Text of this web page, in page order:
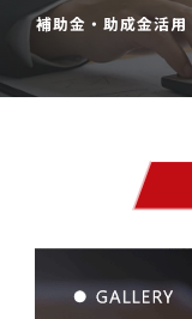
補助金・助成金活用